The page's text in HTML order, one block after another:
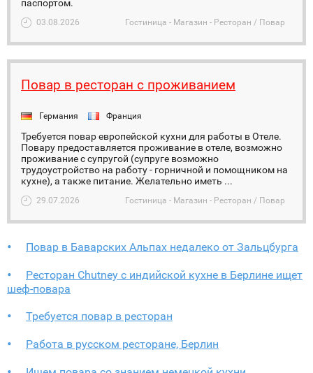
паспортом.
03.08.2026 Гостиница - Магазин - Ресторан / Повар
Повар в ресторан с проживанием
Германия Франция
Требуется повар европейской кухни для работы в Отеле.
Повару предоставляется проживание в отеле, возможно
проживание с супругой (супруге возможно
трудоустройство на работу - горничной и помощником на
кухне), а также питание. Желательно иметь ...
29.07.2026 Гостиница - Магазин - Ресторан / Повар
Повар в Баварских Альпах недалеко от Зальцбурга
Ресторан Chutney с индийской кухне в Берлине ищет
шеф-повара
Требуется повар в ресторан
Работа в русском ресторане, Берлин